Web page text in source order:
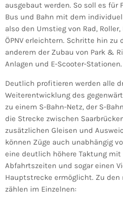
ausgebaut werden. So soll es für
Bus und Bahn mit dem
also den Umstieg von Rad,
ÖPNV erleichtern. Schritte hin
anderem der Zubau von Park &
Anlagen und E-Scooter-Stationen.
Deutlich profitieren werden alle
Weiterentwicklung des
zu einem S-Bahn-Netz, der S-
die Strecke zwischen
zusätzlichen Gleisen und
können Züge auch unabhängig
eine deutlich höhere Taktung mit
Abfahrtszeiten und sogar einen
Hauptstrecke ermöglicht. Zu den
zählen im Einzelnen: